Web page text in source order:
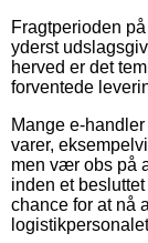
Fragtperioden
yderst
herved er det
forventede
Mange e-
varer,
men vær obs på
inden et
chance for at nå